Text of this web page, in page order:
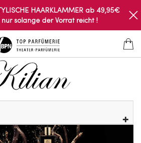
HAARKLAMMER ab 49,95€
solange der Vorrat reicht !